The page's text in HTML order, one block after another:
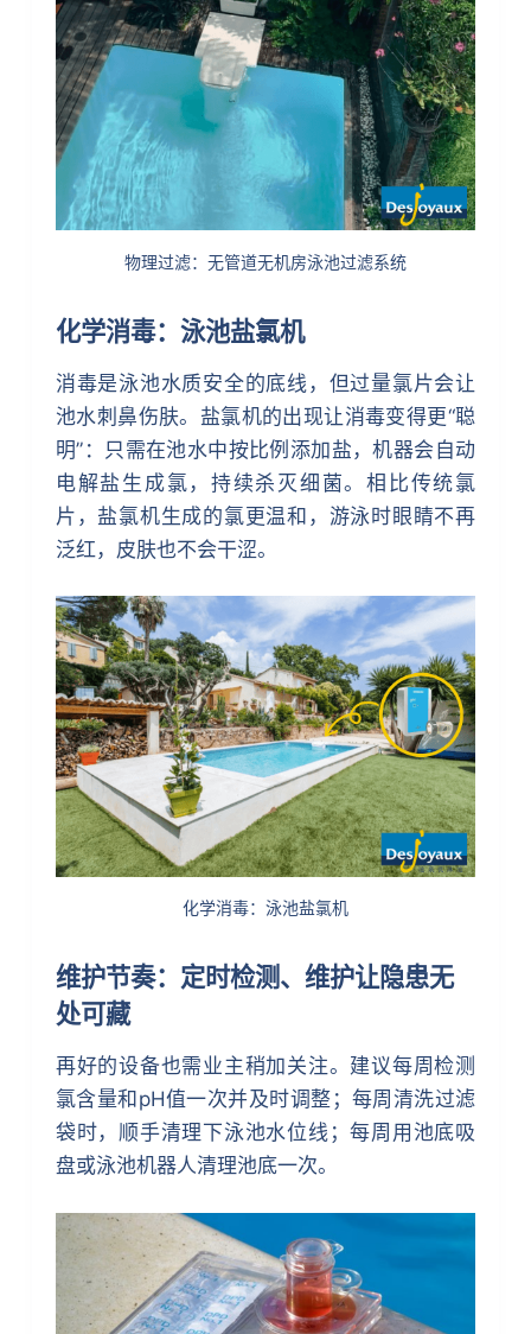
物理过滤：无管道无机房泳池过滤系统
化学消毒：泳池盐氯机
消毒是泳池水质安全的底线，但过量氯片会让
池水刺鼻伤肤。盐氯机的出现让消毒变得更“聪
明”：只需在池水中按比例添加盐，机器会自动
电解盐生成氯，持续杀灭细菌。相比传统氯
片，盐氯机生成的氯更温和，游泳时眼睛不再
泛红，皮肤也不会干涩。
化学消毒：泳池盐氯机
维护节奏：定时检测、维护让隐患无
处可藏
再好的设备也需业主稍加关注。建议每周检测
氯含量和pH值一次并及时调整；每周清洗过滤
袋时，顺手清理下泳池水位线；每周用池底吸
盘或泳池机器人清理池底一次。